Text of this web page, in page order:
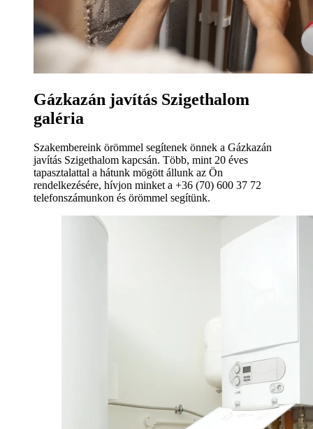
Gázkazán javítás Szigethalom
galéria
Szakembereink örömmel segítenek önnek a Gázkazán
javítás Szigethalom kapcsán. Több, mint 20 éves
tapasztalattal a hátunk mögött állunk az Ön
rendelkezésére, hívjon minket a +36 (70) 600 37 72
telefonszámunkon és örömmel segítünk.